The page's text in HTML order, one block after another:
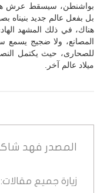
بواشنطن، سيسقط عرش هذه
بل بفعل عالم جديد بنيناه
هناك، في ذلك المشهد
المصانع، ولا ضجيج يسمع
للصحارى، حيث يكتمل
ميلاد عالم آخر.
المصدر فهد
زيارة جميع مقالات: